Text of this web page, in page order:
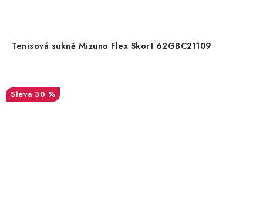
Tenisová sukně Mizuno Flex Skort 62GBC21109
30 %